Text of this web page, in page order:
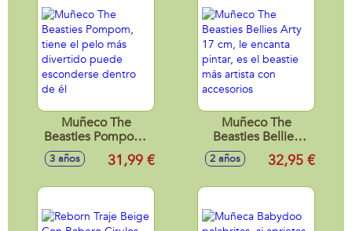
Muñeco The
Beasties Pompom,
tiene el pelo más
divertido puede
3 años 31,99 €
Muñeco The
Beasties Bellies
Arty 17 cm, le
encanta pintar, es
2 años 32,95 €